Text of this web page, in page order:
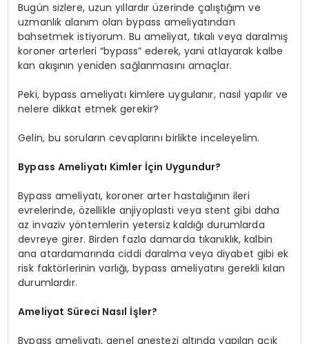
Bugün sizlere, uzun yıllardır üzerinde çalıştığım ve
uzmanlık alanım olan bypass ameliyatından
bahsetmek istiyorum. Bu ameliyat, tıkalı veya daralmış
koroner arterleri “bypass” ederek, yani atlayarak kalbe
kan akışının yeniden sağlanmasını amaçlar.
Peki, bypass ameliyatı kimlere uygulanır, nasıl yapılır ve
nelere dikkat etmek gerekir?
Gelin, bu soruların cevaplarını birlikte inceleyelim.
Bypass Ameliyatı Kimler İçin Uygundur?
Bypass ameliyatı, koroner arter hastalığının ileri
evrelerinde, özellikle anjiyoplasti veya stent gibi daha
az invaziv yöntemlerin yetersiz kaldığı durumlarda
devreye girer. Birden fazla damarda tıkanıklık, kalbin
ana atardamarında ciddi daralma veya diyabet gibi ek
risk faktörlerinin varlığı, bypass ameliyatını gerekli kılan
durumlardır.
Ameliyat Süreci Nasıl İşler?
Bypass ameliyatı, genel anestezi altında yapılan açık